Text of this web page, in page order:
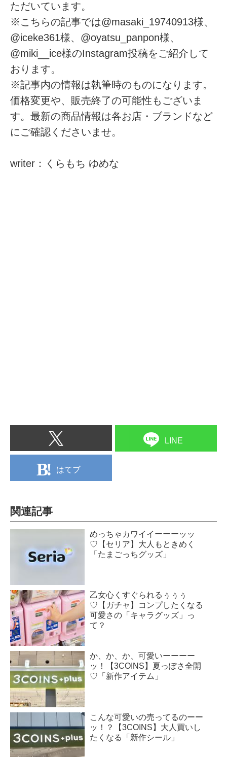
ただいています。
※こちらの記事では@masaki_19740913様、
@iceke361様、@oyatsu_panpon様、
@miki__ice様のInstagram投稿をご紹介して
おります。
※記事内の情報は執筆時のものになります。
価格変更や、販売終了の可能性もございま
す。最新の商品情報は各お店・ブランドなど
にご確認くださいませ。
writer：くらもち ゆめな
LINE
はてブ
関連記事
めっちゃカワイイーーーッッ
♡【セリア】大人もときめく
「たまごっちグッズ」
乙女心くすぐられるぅぅぅ
♡【ガチャ】コンプしたくなる
可愛さの「キャラグッズ」っ
て？
か、か、か、可愛いーーーー
ッ！【3COINS】夏っぽさ全開
♡「新作アイテム」
こんな可愛いの売ってるのーー
ッ！？【3COINS】大人買いし
たくなる「新作シール」